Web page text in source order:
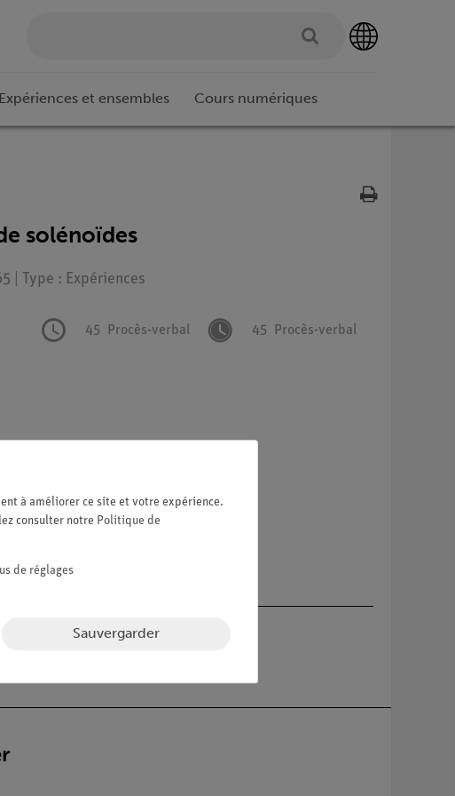
Expériences et ensembles Cours numériques
solénoïdes
| Type : Expériences
45 Procès-verbal 45 Procès-verbal
à améliorer ce site et votre expérience.
consulter notre Politique de
de réglages
Sauvergarder